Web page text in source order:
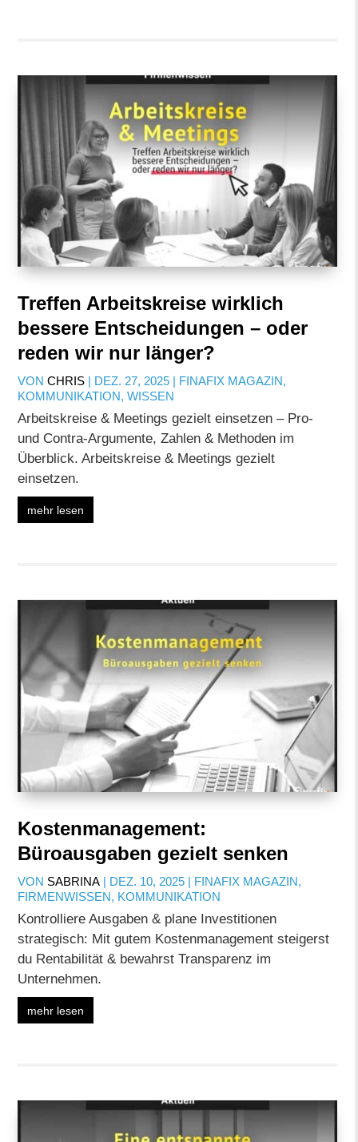
Treffen Arbeitskreise wirklich
bessere Entscheidungen – oder
reden wir nur länger?
VONCHRIS | DEZ. 27, 2025 | FINAFIX MAGAZIN,
KOMMUNIKATION,WISSEN
Arbeitskreise & Meetings gezielt einsetzen – Pro-
und Contra-Argumente, Zahlen & Methoden im
Überblick. Arbeitskreise & Meetings gezielt
einsetzen.
mehr lesen
Kostenmanagement:
Büroausgaben gezielt senken
VON SABRINA | DEZ. 10, 2025 | FINAFIX MAGAZIN,
FIRMENWISSEN, KOMMUNIKATION
Kontrolliere Ausgaben & plane Investitionen
strategisch: Mit gutem Kostenmanagement steigerst
du Rentabilität & bewahrst Transparenz im
Unternehmen.
mehr lesen